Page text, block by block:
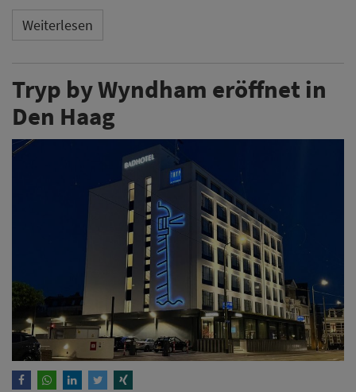
Weiterlesen
Tryp by Wyndham eröffnet in
Den Haag